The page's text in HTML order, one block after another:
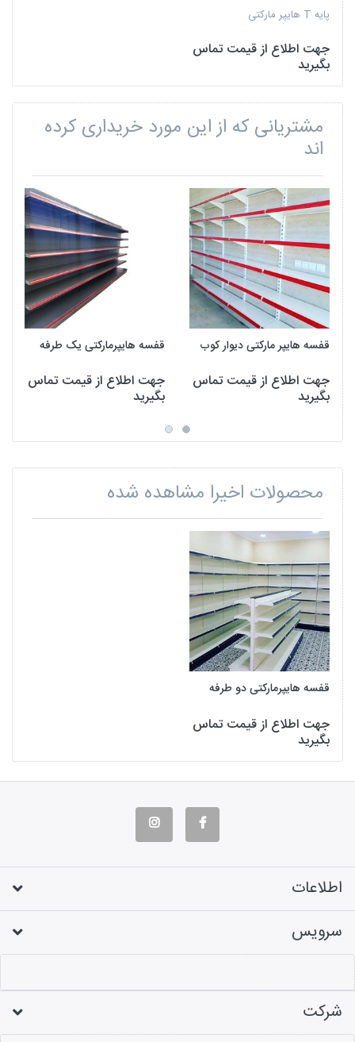
پایه T هایپر مارکتی
جهت اطلاع از قیمت تماس
بگیرید
مشتریانی که از این مورد خریداری کرده
اند
قفسه هایپر مارکتی دیوار کوب
جهت اطلاع از قیمت تماس
بگیرید
قفسه هایپرمارکتی یک طرفه
جهت اطلاع از قیمت تماس
بگیرید
محصولات اخیرا مشاهده شده
قفسه هایپرمارکتی دو طرفه
جهت اطلاع از قیمت تماس
بگیرید
اطلاعات
سرویس
شرکت